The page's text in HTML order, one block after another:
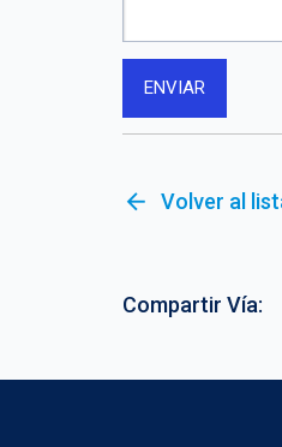
arrow_back Volver al
Compartir Vía: